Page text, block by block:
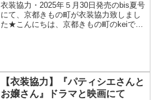
衣装協力・2025年５月30日発売のbis夏号
にて、京都きもの町が衣装協力致しまし
た★こんにちは、京都きもの町のkeiで
【衣装協力】『パティシエさんと
お嬢さん』ドラマと映画にて